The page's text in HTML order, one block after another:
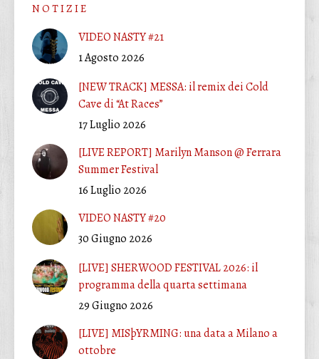
N O T I Z I E
VIDEO NASTY #21
1 Agosto 2026
[NEW TRACK] MESSA: il remix dei Cold
Cave di “At Races”
17 Luglio 2026
[LIVE REPORT] Marilyn Manson @ Ferrara
Summer Festival
16 Luglio 2026
VIDEO NASTY #20
30 Giugno 2026
[LIVE] SHERWOOD FESTIVAL 2026: il
programma della quarta settimana
29 Giugno 2026
[LIVE] MISþYRMING: una data a Milano a
ottobre